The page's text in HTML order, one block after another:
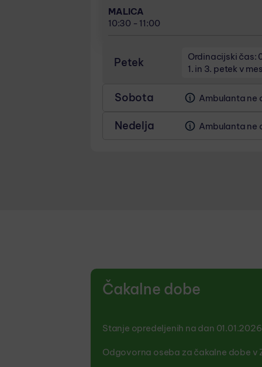
10:30 - 11:00
MALICA
10:30 - 11:00
Petek
Ordinacijski čas:
1. in 3. petek v
ORDINACIJSKI ČAS
07:15 - 14:15
1. in 3. petek v
MALICA
Sobota Ambulanta ne
Nedelja Ambulanta ne
Čakalne dobe
Stanje opredeljenih na dan
Odgovorna oseba za čakalne dobe v